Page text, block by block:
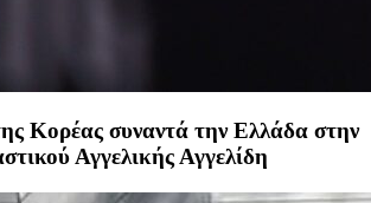
Κορέας συναντά την Ελλάδα στην
Αγγελικής Αγγελίδη